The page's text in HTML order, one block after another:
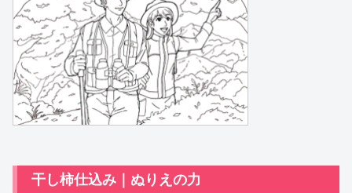
干し柿仕込み｜ぬりえの力